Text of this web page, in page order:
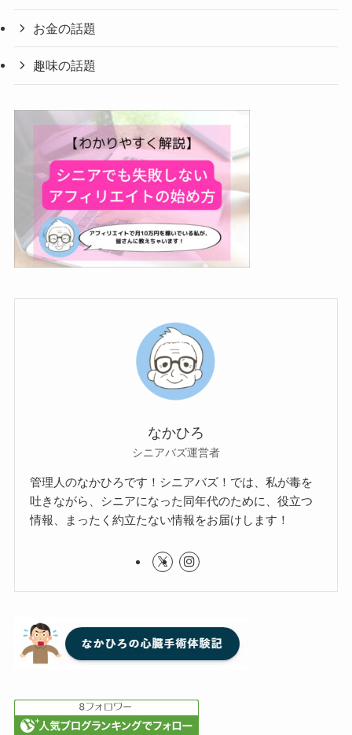
お金の話題
趣味の話題
なかひろ
シニアバズ運営者
管理人のなかひろです！シニアバズ！では、私が毒を
吐きながら、シニアになった同年代のために、役立つ
情報、まったく約立たない情報をお届けします！